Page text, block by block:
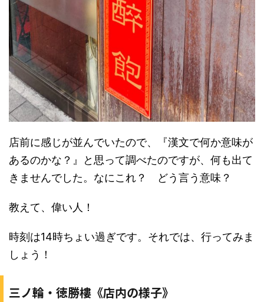
店前に感じが並んでいたので、『漢文で何か意味が
あるのかな？』と思って調べたのですが、何も出て
きませんでした。なにこれ？ どう言う意味？
教えて、偉い人！
時刻は14時ちょい過ぎです。それでは、行ってみま
しょう！
三ノ輪・徳勝樓《店内の様子》